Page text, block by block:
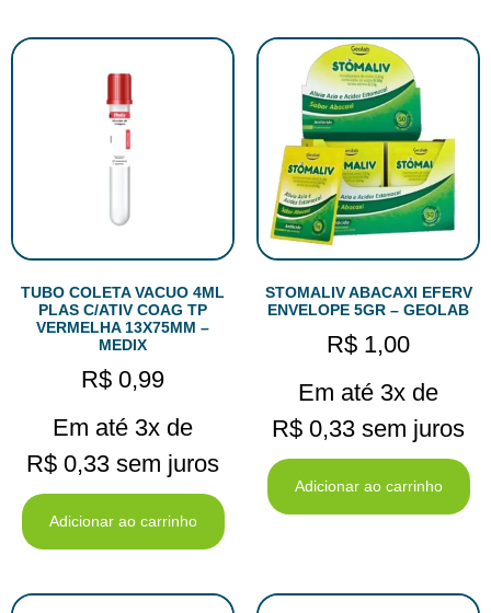
TUBO COLETA VACUO 4ML
PLAS C/ATIV COAG TP
VERMELHA 13X75MM –
MEDIX
R$ 0,99
Em até 3x de
R$ 0,33 sem juros
Adicionar ao carrinho
STOMALIV ABACAXI EFERV
ENVELOPE 5GR – GEOLAB
R$ 1,00
Em até 3x de
R$ 0,33 sem juros
Adicionar ao carrinho